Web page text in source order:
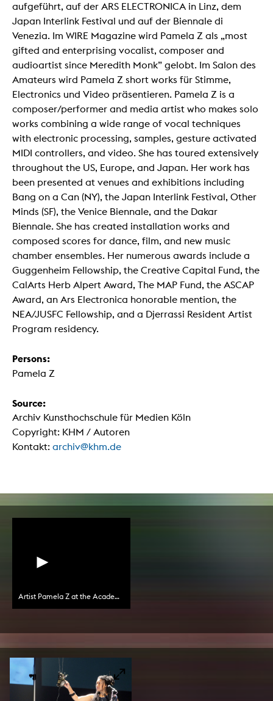
aufgeführt, auf der ARS ELECTRONICA in Linz, dem
Japan Interlink Festival und auf der Biennale di
Venezia. Im WIRE Magazine wird Pamela Z als „most
gifted and enterprising vocalist, composer and
audioartist since Meredith Monk” gelobt. Im Salon des
Amateurs wird Pamela Z short works für Stimme,
Electronics und Video präsentieren. Pamela Z is a
composer/performer and media artist who makes solo
works combining a wide range of vocal techniques
with electronic processing, samples, gesture activated
MIDI controllers, and video. She has toured extensively
throughout the US, Europe, and Japan. Her work has
been presented at venues and exhibitions including
Bang on a Can (NY), the Japan Interlink Festival, Other
Minds (SF), the Venice Biennale, and the Dakar
Biennale. She has created installation works and
composed scores for dance, film, and new music
chamber ensembles. Her numerous awards include a
Guggenheim Fellowship, the Creative Capital Fund, the
CalArts Herb Alpert Award, The MAP Fund, the ASCAP
Award, an Ars Electronica honorable mention, the
NEA/JUSFC Fellowship, and a Djerrassi Resident Artist
Program residency.
Persons:
Pamela Z
Source:
Archiv Kunsthochschule für Medien Köln
Copyright: KHM / Autoren
Kontakt: archiv@khm.de
Artist Pamela Z at the Academy of Media Arts Cologne